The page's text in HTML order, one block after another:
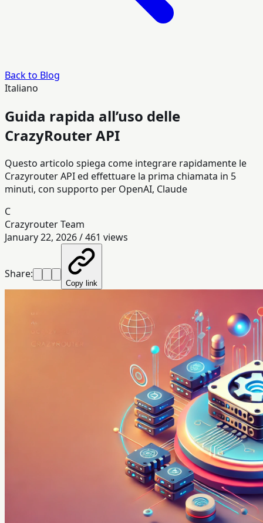
Back to Blog
Italiano
Guida rapida all’uso delle
CrazyRouter API
Questo articolo spiega come integrare rapidamente le
Crazyrouter API ed effettuare la prima chiamata in 5
minuti, con supporto per OpenAI, Claude
C
Crazyrouter Team
January 22, 2026/461 views
Share:
Copy link